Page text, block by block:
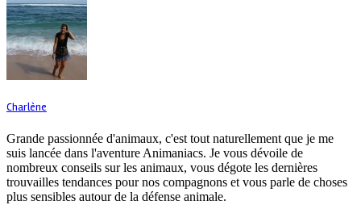
Charlène
Grande passionnée d'animaux, c'est tout naturellement que je me
suis lancée dans l'aventure Animaniacs. Je vous dévoile de
nombreux conseils sur les animaux, vous dégote les dernières
trouvailles tendances pour nos compagnons et vous parle de choses
plus sensibles autour de la défense animale.